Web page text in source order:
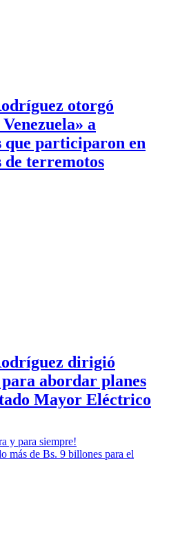
otorgó
a
que participaron en
de terremotos
dirigió
abordar planes
Mayor Eléctrico
y para siempre!
más de Bs. 9 billones para el